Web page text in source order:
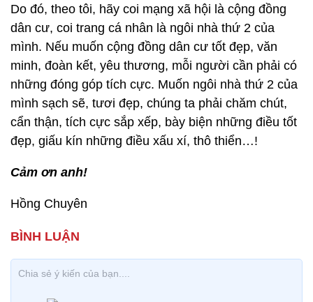
Do đó, theo tôi, hãy coi mạng xã hội là cộng đồng
dân cư, coi trang cá nhân là ngôi nhà thứ 2 của
mình. Nếu muốn cộng đồng dân cư tốt đẹp, văn
minh, đoàn kết, yêu thương, mỗi người cần phải có
những đóng góp tích cực. Muốn ngôi nhà thứ 2 của
mình sạch sẽ, tươi đẹp, chúng ta phải chăm chút,
cẩn thận, tích cực sắp xếp, bày biện những điều tốt
đẹp, giấu kín những điều xấu xí, thô thiển…!
Cảm ơn anh!
Hồng Chuyên